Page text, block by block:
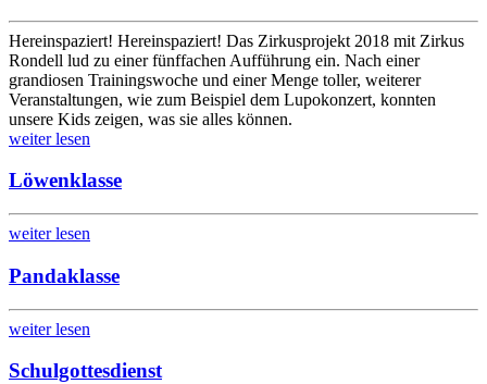
Hereinspaziert! Hereinspaziert! Das Zirkusprojekt 2018 mit Zirkus
Rondell lud zu einer fünffachen Aufführung ein. Nach einer
grandiosen Trainingswoche und einer Menge toller, weiterer
Veranstaltungen, wie zum Beispiel dem Lupokonzert, konnten
unsere Kids zeigen, was sie alles können.
weiter lesen
Löwenklasse
weiter lesen
Pandaklasse
weiter lesen
Schulgottesdienst